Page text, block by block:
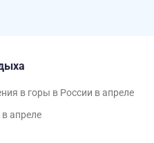
в горы в России в апреле
апреле